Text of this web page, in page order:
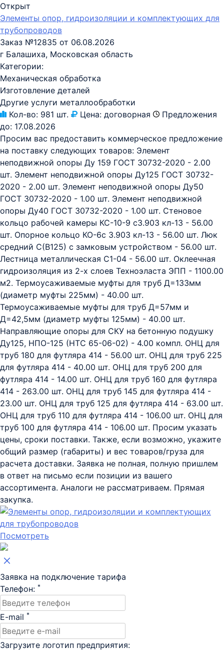
Открыт
Элементы опор, гидроизоляции и комплектующих для
трубопроводов
Заказ №12835 от 06.08.2026
г Балашиха, Московская область
Категории:
Механическая обработка
Изготовление деталей
Другие услуги металлообработки
Кол-во: 981 шт. Цена: договорная
Предложения
до: 17.08.2026
Просим вас предоставить коммерческое предложение
на поставку следующих товаров: Элемент
неподвижной опоры Ду 159 ГОСТ 30732-2020 - 2.00
шт. Элемент неподвижной опоры Ду125 ГОСТ 30732-
2020 - 2.00 шт. Элемент неподвижной опоры Ду50
ГОСТ 30732-2020 - 1.00 шт. Элемент неподвижной
опоры Ду40 ГОСТ 30732-2020 - 1.00 шт. Стеновое
кольцо рабочей камеры КС-10-9 с3.903 кл-13 - 56.00
шт. Опорное кольцо КО-6с 3.903 кл-13 - 56.00 шт. Люк
средний С(В125) с замковым устройством - 56.00 шт.
Лестница металлическая C1-04 - 56.00 шт. Оклеечная
гидроизоляция из 2-х слоев Техноэласта ЭПП - 1100.00
м2. Термоусаживаемые муфты для труб Д=133мм
(диаметр муфты 225мм) - 40.00 шт.
Термоусаживаемые муфты для труб Д=57мм и
Д=42,5мм (диаметр муфты 125мм) - 40.00 шт.
Направляющие опоры для СКУ на бетонную подушку
Ду125, НПО-125 (НТС 65-06-02) - 4.00 компл. ОНЦ для
труб 180 для футляра 414 - 56.00 шт. ОНЦ для труб 225
для футляра 414 - 40.00 шт. ОНЦ для труб 200 для
футляра 414 - 14.00 шт. ОНЦ для труб 160 для футляра
414 - 263.00 шт. ОНЦ для труб 145 для футляра 414 -
23.00 шт. ОНЦ для труб 125 для футляра 414 - 63.00 шт.
ОНЦ для труб 110 для футляра 414 - 106.00 шт. ОНЦ для
труб 100 для футляра 414 - 106.00 шт. Просим указать
цены, сроки поставки. Также, если возможно, укажите
общий размер (габариты) и вес товаров/груза для
расчета доставки. Заявка не полная, полную пришлем
в ответ на письмо если позиции из вашего
ассортимента. Аналоги не рассматриваем. Прямая
закупка.
Посмотреть
Заявка на подключение тарифа
Телефон: *
E-mail *
Загрузите логотип предприятия: